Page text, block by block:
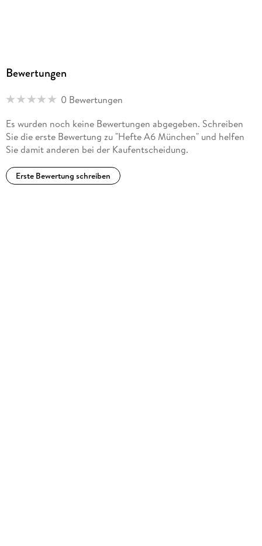
Bewertungen
0 Bewertungen
Es wurden noch keine Bewertungen abgegeben. Schreiben
Sie die erste Bewertung zu "Hefte A6 München" und helfen
Sie damit anderen bei der Kaufentscheidung.
Erste Bewertung schreiben